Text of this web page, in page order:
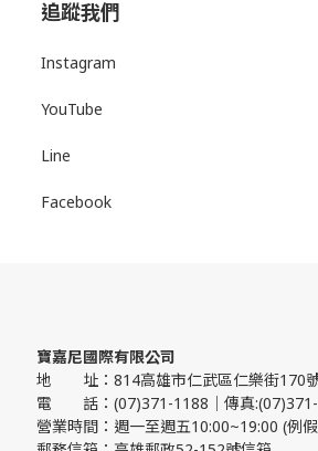
追蹤我們
Instagram
YouTube
Line
Facebook
寶嘉尼國際有限公司
地 址：814高雄市仁武區仁樂街170
電 話：(07)371-1188｜傳真
營業時間：週一至週五10:00~19:00 (例